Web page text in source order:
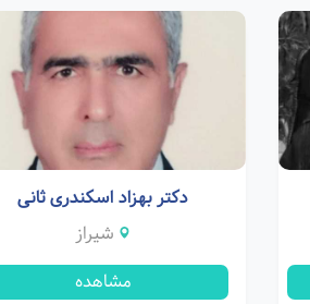
دکتر بهزاد اسکندری ثانی
شیراز
مشاهده